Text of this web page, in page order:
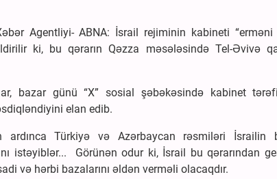
Agentliyi- ABNA: İsrail rejiminin kabineti “erməni
ki, bu qərarın Qəzza məsələsində Tel-Əvivə
bazar günü “X” sosial şəbəkəsində kabinet
elan edib.
ardınca Türkiyə və Azərbaycan rəsmiləri İsrailin
istəyiblər... Görünən odur ki, İsrail bu qərarından
və hərbi bazalarını əldən verməli olacaqdır.